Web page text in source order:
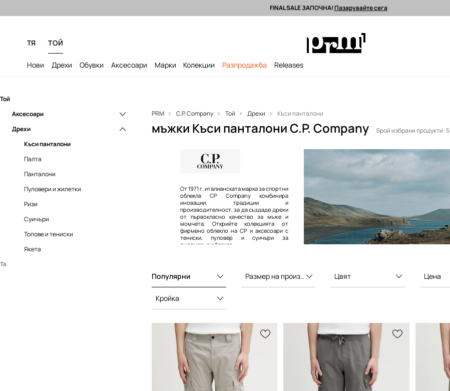
Безплатни доставка и връщане за поръчки над 90 EUR * Изпращане до 24 часа >
FINAL SALE ЗАПОЧНА!Пазарувайте сега
ТЯ ТОЙ
Нови Дрехи Обувки Аксесоари Марки Колекции Разпродажба Releases
Той
Аксесоари
Раници
Чанти за кръст и малки чанти
Шапки и капели
Дрехи
Къси панталони
Палта
Панталони
Пуловери и жилетки
Ризи
Суичъри
Топове и тениски
Якета
Тя
PRM C.P. Company Той Дрехи Къси панталони
мъжки Къси панталони C.P. Company Брой избрани продукти: 5
От 1971 г. италианската марка за спортни
облекла CP Company комбинира
иновации, традиции и
производителност, за да създаде дрехи
от първокласно качество за мъже и
момчета. Открийте колекцията от
фирмено облекло на CP и аксесоари с
тениски, пуловер и суичъри за
ежедневно облекло.
Популярни Размер на производителя Цвят Цена
Кройка